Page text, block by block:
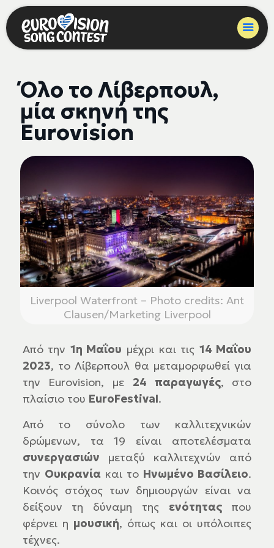
Όλο το Λίβερπουλ,
μία σκηνή της
Eurovision
Liverpool Waterfront – Photo credits: Ant
Clausen/Marketing Liverpool
Από την 1η Μαΐου μέχρι και τις 14 Μαΐου
2023, το Λίβερπουλ θα μεταμορφωθεί για
την Eurovision, με 24 παραγωγές, στο
πλαίσιο του EuroFestival.
Από το σύνολο των καλλιτεχνικών
δρώμενων, τα 19 είναι αποτελέσματα
συνεργασιών μεταξύ καλλιτεχνών από
την Ουκρανίακαι το Ηνωμένο Βασίλειο.
Κοινός στόχος των δημιουργών είναι να
δείξουν τη δύναμη της ενότηταςπου
φέρνει η μουσική, όπως και οι υπόλοιπες
τέχνες.